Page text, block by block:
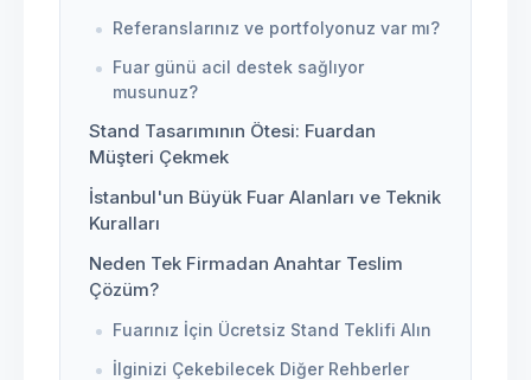
Referanslarınız ve portfolyonuz var mı?
Fuar günü acil destek sağlıyor
musunuz?
Stand Tasarımının Ötesi: Fuardan
Müşteri Çekmek
İstanbul'un Büyük Fuar Alanları ve Teknik
Kuralları
Neden Tek Firmadan Anahtar Teslim
Çözüm?
Fuarınız İçin Ücretsiz Stand Teklifi Alın
İlginizi Çekebilecek Diğer Rehberler